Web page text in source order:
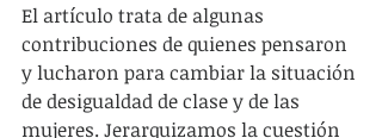
El artículo trata de algunas
contribuciones de quienes pensaron
y lucharon para cambiar la situación
de desigualdad de clase y de las
mujeres. Jerarquizamos la cuestión